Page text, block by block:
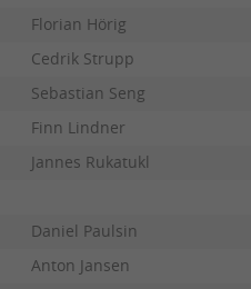
Florian Hörig
Cedrik Strupp
Sebastian Seng
Finn Lindner
Jannes Rukatukl
Daniel Paulsin
Anton Jansen